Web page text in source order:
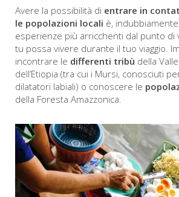
Avere la possibilità di entrare in
le popolazioni locali è,
esperienze più arricchenti dal punto di
tu possa vivere durante il tuo viaggio.
incontrare le differenti tribù della
dell’Etiopia (tra cui i Mursi, conosciuti
dilatatori labiali) o conoscere le
della Foresta Amazzonica.